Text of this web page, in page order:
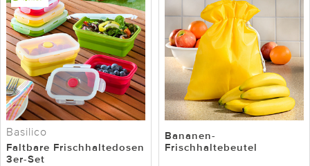
Basilico
Faltbare Frischhaltedosen
3er-Set
Bananen-
Frischhaltebeutel